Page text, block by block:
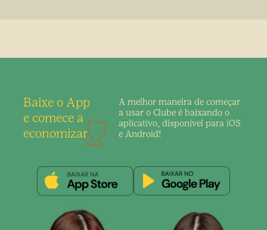
Baixe o App
e comece a
economizar
A melhor maneira de começar
a usar o Clube é baixando o
aplicativo, disponível para iOS
e Android!